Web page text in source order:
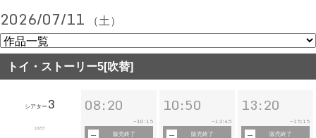
2026/07/11 （土）
トイ・ストーリー5[吹替]
シアター 3
102分
08:20
~10:15
販売終了
10:50
~12:45
販売終了
13:20
~15:15
販売終了